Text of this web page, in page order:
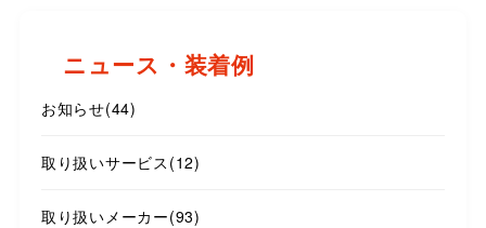
ニュース・装着例
お知らせ(44)
取り扱いサービス (12)
取り扱いメーカー(93)